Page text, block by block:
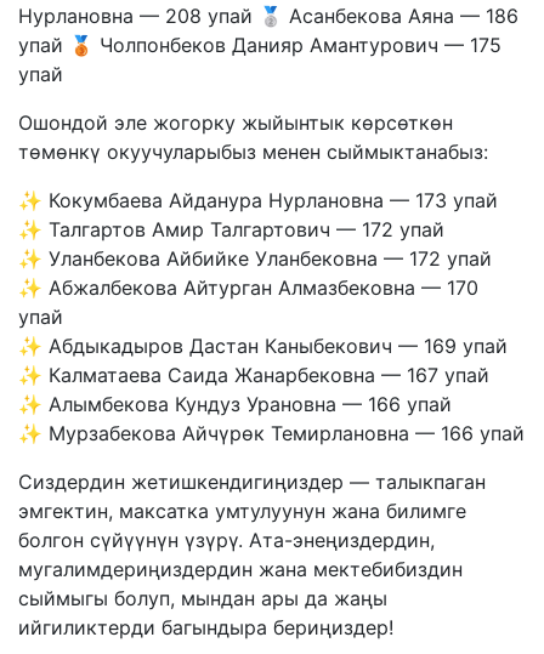
Нурлановна — 208 упай 🥈 Асанбекова Аяна — 186
упай 🥉 Чолпонбеков Данияр Амантурович — 175
упай
Ошондой эле жогорку жыйынтык көрсөткөн
төмөнкү окуучуларыбыз менен сыймыктанабыз:
✨ Кокумбаева Айданура Нурлановна — 173 упай
✨ Талгартов Амир Талгартович — 172 упай
✨ Уланбекова Айбийке Уланбековна — 172 упай
✨ Абжалбекова Айтурган Алмазбековна — 170
упай
✨ Абдыкадыров Дастан Каныбекович — 169 упай
✨ Калматаева Саида Жанарбековна — 167 упай
✨ Алымбекова Кундуз Урановна — 166 упай
✨ Мурзабекова Айчүрөк Темирлановна — 166 упай
Сиздердин жетишкендигиңиздер — талыкпаган
эмгектин, максатка умтулуунун жана билимге
болгон сүйүүнүн үзүрү. Ата-энеңиздердин,
мугалимдериңиздердин жана мектебибиздин
сыймыгы болуп, мындан ары да жаңы
ийгиликтерди багындыра бериңиздер!